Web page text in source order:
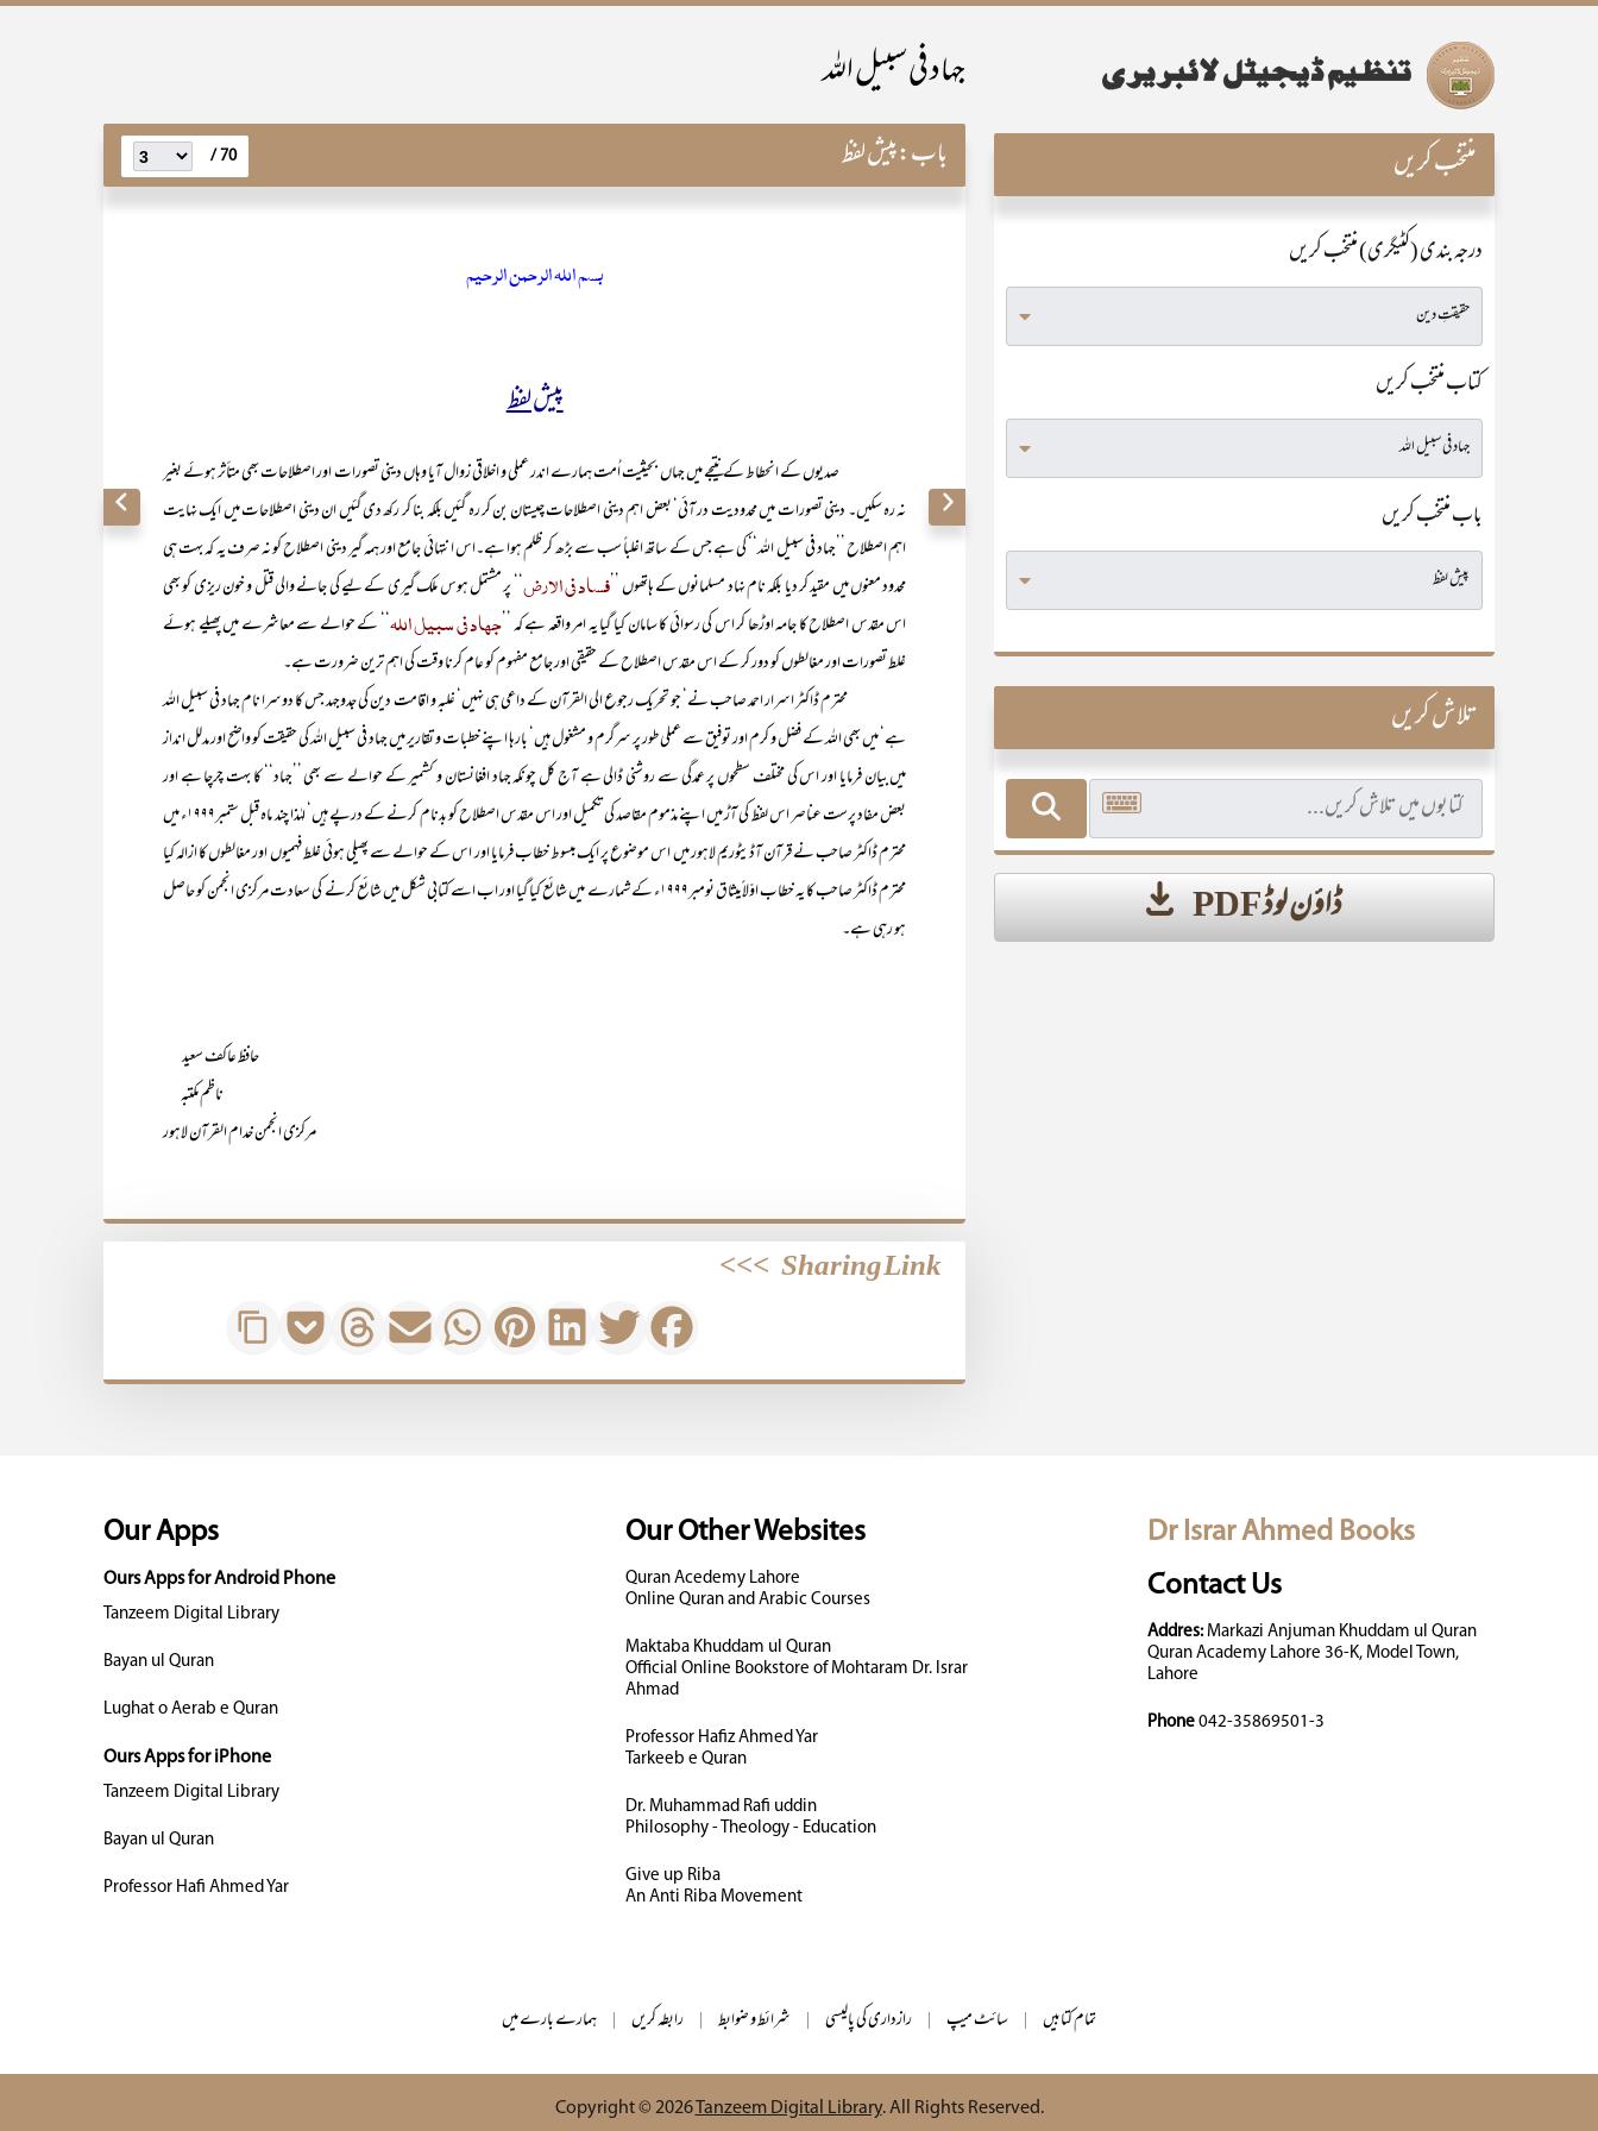
جہاد فی سبیل اللہ
باب:پیش لفظ 70 /
بسم اللہ الرحمن الرحیم
پیش لفظ
صدیوں کے انحطاط کے نتیجے میں جہاں بحیثیت اُمت ہمارے اندر عملی و اخلاقی زوال آیا وہاں دینی تصورات اور اصطلاحات بھی متأثر ہوئے بغیر
نہ رہ سکیں۔ دینی تصورات میں محدودیت در آئی‘ بعض اہم دینی اصطلاحات چیستان بن کر رہ گئیں بلکہ بنا کر رکھ دی گئیں ان دینی اصطلاحات میں ایک نہایت
اہم اصطلاح ’’جہاد فی سبیل اللہ‘‘ کی ہے جس کے ساتھ اغلباً سب سے بڑھ کر ظلم ہوا ہے۔اس انتہائی جامع اور ہمہ گیر دینی اصطلاح کو نہ صرف یہ کہ بہت ہی
محدود معنوں میں مقید کر دیا بلکہ نام نہاد مسلمانوں کے ہاتھوں ’’ فساد فی الارض ‘‘ پر مشتمل ہوس ملک گیری کے لیے کی جانے والی قتل و خون ریزی کو بھی
اس مقدس اصطلاح کا جامہ اوڑھا کر اس کی رسوائی کا سامان کیا گیا یہ امر واقعہ ہے کہ ’’ جہاد فی سبیل اللہ ‘‘ کے حوالے سے معاشرے میں پھیلے ہوئے
غلط تصورات اور مغالطوں کو دور کر کے اس مقدس اصطلاح کے حقیقی اور جامع مفہوم کو عام کرنا وقت کی اہم ترین ضرورت ہے۔
محترم ڈاکٹر اسرار احمد صاحب نے‘ جو تحریک رجوع الی القرآن کے داعی ہی نہیں‘ غلبہ و اقامت دین کی جدوجہد جس کا دوسرا نام جہاد فی سبیل اللہ
ہے‘ میں بھی اللہ کے فضل و کرم اور توفیق سے عملی طور پر سرگرم و مشغول ہیں‘ بارہا اپنے خطبات و تقاریر میں جہاد فی سبیل اللہ کی حقیقت کو واضح اور مدلل انداز
میں بیان فرمایا اور اس کی مختلف سطحوں پر عمدگی سے روشنی ڈالی ہے آج کل چونکہ جہاد افغانستان و کشمیر کے حوالے سے بھی ’’جہاد‘‘ کا بہت چرچا ہے اور
بعض مفاد پرست عناصر اس لفظ کی آڑ میں اپنے مذموم مقاصد کی تکمیل اور اس مقدس اصطلاح کو بدنام کرنے کے درپے ہیں‘ لہٰذا چند ماہ قبل ستمبر۱۹۹۹ء میں
محترم ڈاکٹر صاحب نے قرآن آڈیٹوریم لاہور میں اس موضوع پر ایک مبسوط خطاب فرمایا اور اس کے حوالے سے پھیلی ہوئی غلط فہمیوں اور مغالطوں کا ازالہ کیا
محترم ڈاکٹر صاحب کا یہ خطاب اوّلاً میثاق نومبر۱۹۹۹ء کے شمارے میں شائع کیا گیا اور اب اسے کتابی شکل میں شائع کرنے کی سعادت مرکزی انجمن کو حاصل
ہو رہی ہے۔
حافظ عاکف سعید
ناظم مکتبہ
مرکزی انجمن خدام القرآن لاہور
Sharing Link
>>>
منتخب کریں
درجہ بندی (کٹیگری) منتخب کریں
کتاب منتخب کریں
باب منتخب کریں
تلاش کریں
ڈاؤن لوڈ PDF
Dr Israr Ahmed Books
Contact Us
Addres:Markazi Anjuman Khuddam ul Quran
Quran Academy Lahore 36-K, Model Town,
Lahore
Phone 042-35869501-3
Our Other Websites
Quran Acedemy Lahore
Online Quran and Arabic Courses
Maktaba Khuddam ul Quran
Official Online Bookstore of Mohtaram Dr. Israr
Ahmad
Professor Hafiz Ahmed Yar
Tarkeeb e Quran
Dr. Muhammad Rafi uddin
Philosophy - Theology - Education
Give up Riba
An Anti Riba Movement
Our Apps
Ours Apps for Android Phone
Tanzeem Digital Library
Bayan ul Quran
Lughat o Aerab e Quran
Ours Apps for iPhone
Tanzeem Digital Library
Bayan ul Quran
Professor Hafi Ahmed Yar
ہمارے بارے میں | رابطہ کریں | شرائط و ضوابط | رازداری کی پالیسی | سائٹ میپ | تمام کتابیں
Copyright © 2026Tanzeem Digital Library. All Rights Reserved.